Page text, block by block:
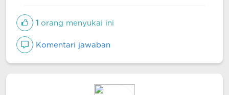
1 orang menyukai ini
Komentari jawaban